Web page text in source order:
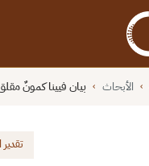
› الأبحاث › بيان فيينا كمونٌ